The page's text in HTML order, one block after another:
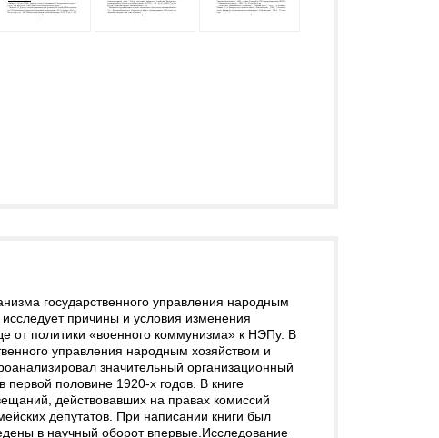
государственного управления народным
причины и условия изменения
от политики «военного коммунизма» к НЭПу. В
управления народным хозяйством и
значительный организационный
половине 1920-х годов. В книге
действовавших на правах комиссий
депутатов. При написании книги был
в научный оборот впервые.Исследование